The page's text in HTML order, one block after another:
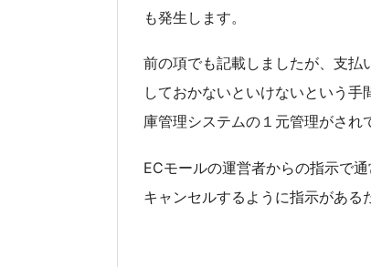
も発生します。
前の項でも記載しましたが、支払
しておかないといけないという
庫管理システムの１元管理がされ
ECモールの運営者からの指示で
キャンセルするように指示がある